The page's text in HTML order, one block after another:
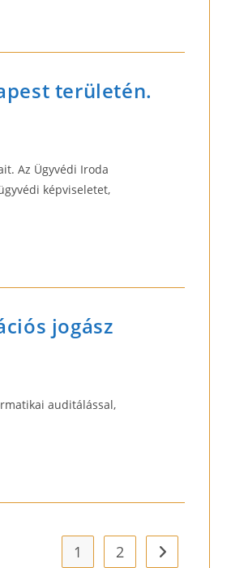
területén.
Az Ügyvédi Iroda
képviseletet,
jogász
auditálással,
1 2 Go to the